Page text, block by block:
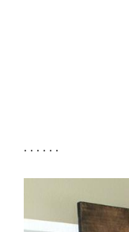
. . . . . .